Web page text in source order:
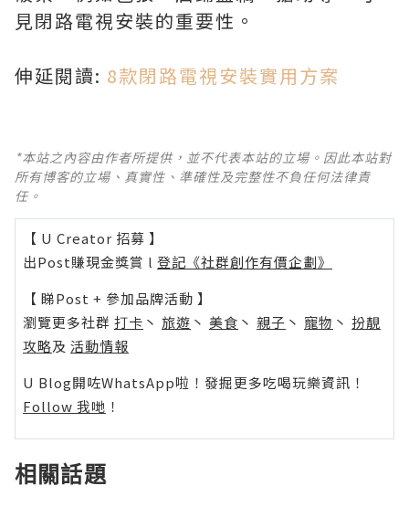
見閉路電視安裝的重要性。
伸延閱讀: 8款閉路電視安裝實用方案
*本站之內容由作者所提供，並不代表本站的立場。因此本站對
所有博客的立場、真實性、準確性及完整性不負任何法律責
任。
【 U Creator 招募 】
出Post賺現金獎賞 l 登記《社群創作有價企劃》
【 睇Post + 參加品牌活動 】
瀏覽更多社群 打卡 丶 旅遊 丶 美食 丶 親子 丶 寵物 丶 扮靚
攻略及 活動情報
U Blog開咗WhatsApp啦！發掘更多吃喝玩樂資訊！
Follow 我哋 ！
相關話題